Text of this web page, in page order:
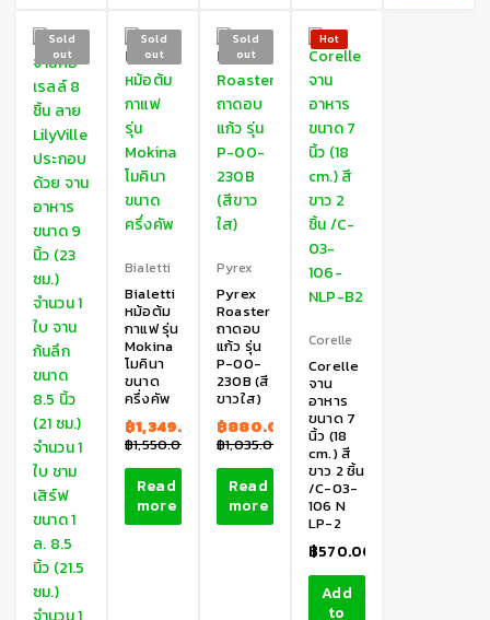
Sold
out
Sold
out
Bialetti
Bialetti
หม้อต้ม
กาแฟ รุ่น
Mokina
โมคินา
ขนาด
ครึ่งคัพ
฿1,550.00
฿1,349.00
Read
more
Sold
out
Pyrex
Pyrex
Roaster
ถาดอบ
แก้ว รุ่น
P-00-
230B (สี
ขาวใส)
฿1,035.00
฿880.00
Read
more
Hot
Corelle
Corelle
จาน
อาหาร
ขนาด 7
นิ้ว (18
cm.) สี
ขาว 2 ชิ้น
/C-03-
106 N
LP-2
฿570.00
Add
to